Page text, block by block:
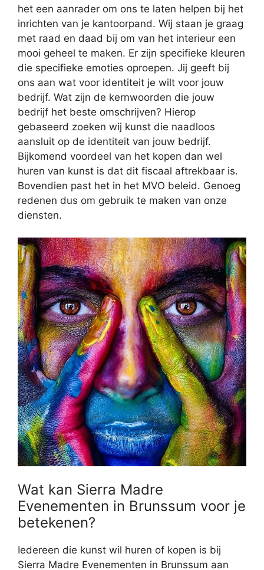
het een aanrader om ons te laten helpen bij het
inrichten van je kantoorpand. Wij staan je graag
met raad en daad bij om van het interieur een
mooi geheel te maken. Er zijn specifieke kleuren
die specifieke emoties oproepen. Jij geeft bij
ons aan wat voor identiteit je wilt voor jouw
bedrijf. Wat zijn de kernwoorden die jouw
bedrijf het beste omschrijven? Hierop
gebaseerd zoeken wij kunst die naadloos
aansluit op de identiteit van jouw bedrijf.
Bijkomend voordeel van het kopen dan wel
huren van kunst is dat dit fiscaal aftrekbaar is.
Bovendien past het in het MVO beleid. Genoeg
redenen dus om gebruik te maken van onze
diensten.
Wat kan Sierra Madre
Evenementen in Brunssum voor je
betekenen?
Iedereen die kunst wil huren of kopen is bij
Sierra Madre Evenementen in Brunssum aan